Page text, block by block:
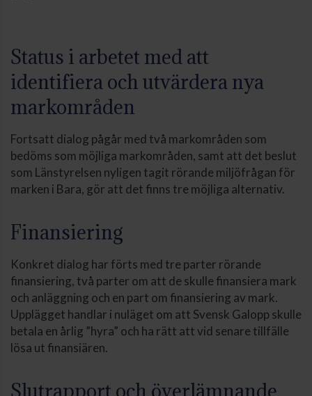
Status i arbetet med att
identifiera och utvärdera nya
markområden
Fortsatt dialog pågår med två markområden som
bedöms som möjliga markområden, samt att det beslut
som Länstyrelsen nyligen tagit rörande miljöfrågan för
marken i Bara, gör att det finns tre möjliga alternativ.
Finansiering
Konkret dialog har förts med tre parter rörande
finansiering, två parter om att de skulle finansiera mark
och anläggning och en part om finansiering av mark.
Upplägget handlar i nuläget om att Svensk Galopp skulle
betala en årlig ”hyra” och ha rätt att vid senare tillfälle
lösa ut finansiären.
Slutrapport och överlämnande